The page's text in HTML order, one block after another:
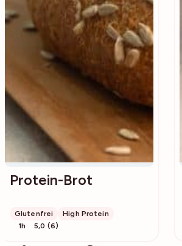
Protein-Brot
Glutenfrei
High Protein
1h
5,0 (6)